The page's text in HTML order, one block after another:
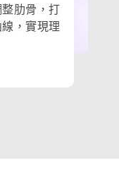
肋骨，打
，實現理